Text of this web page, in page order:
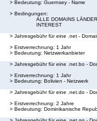
> Bedeutung: Guernsey - Name
> Bedingungen:
ALLE DOMAINS
INTEREST
> Jahresgebühr für eine .net -
> Erstverrechnung: 1 Jahr
> Bedeutung: Netzwerkanbieter
> Jahresgebühr für eine .net.bo -
> Erstverrechnung: 1 Jahr
> Bedeutung: Bolivien - Netzwerk
> Jahresgebühr für eine .net.do -
> Erstverrechnung: 2 Jahre
> Bedeutung: Dominikanische